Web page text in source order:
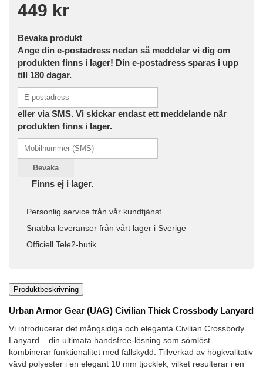
449 kr
Bevaka produkt
Ange din e-postadress nedan så meddelar vi dig om
produkten finns i lager! Din e-postadress sparas i upp
till 180 dagar.
eller via SMS. Vi skickar endast ett meddelande när
produkten finns i lager.
Bevaka
Finns ej i lager.
Personlig service från vår kundtjänst
Snabba leveranser från vårt lager i Sverige
Officiell Tele2-butik
Produktbeskrivning
Urban Armor Gear (UAG) Civilian Thick Crossbody Lanyard
Vi introducerar det mångsidiga och eleganta Civilian Crossbody
Lanyard – din ultimata handsfree-lösning som sömlöst
kombinerar funktionalitet med fallskydd. Tillverkad av högkvalitativ
vävd polyester i en elegant 10 mm tjocklek, vilket resulterar i en